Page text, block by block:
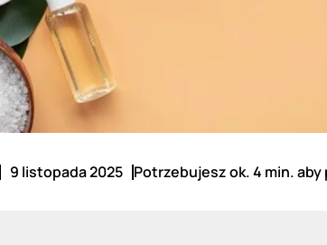
9 listopada 2025 Potrzebujesz ok. 4 min.